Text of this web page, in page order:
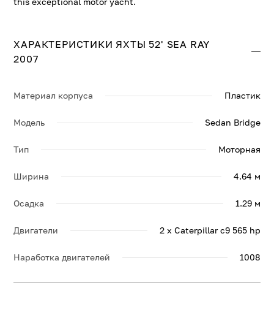
ХАРАКТЕРИСТИКИ ЯХТЫ 52' SEA RAY
2007
Материал корпуса Пластик
Модель Sedan Bridge
Тип Моторная
Ширина 4.64 м
Осадка 1.29 м
Двигатели 2 x Caterpillar c9 565 hp
Наработка двигателей 1008